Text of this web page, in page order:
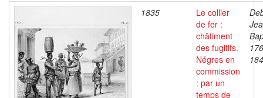
1835
Le collier
de fer :
châtiment
des fugitifs.
Négres en
commission
: par un
temps de